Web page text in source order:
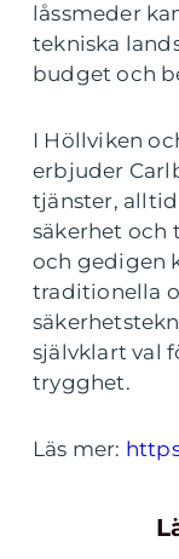
låssmeder
tekniska
budget och
I Höllviken
erbjuder
tjänster,
säkerhet och
och gedigen
traditionella
självklart val
trygghet.
Läs mer: